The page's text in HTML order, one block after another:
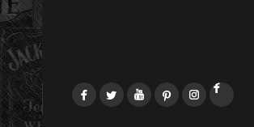
FacebookTwitterYouTubePinterestInstagram